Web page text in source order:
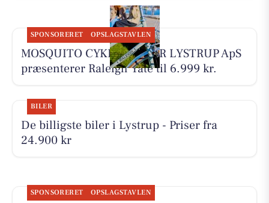
SPONSORERET OPSLAGSTAVLEN
MOSQUITO CYKELCENTER LYSTRUP ApS
præsenterer Raleigh Yate til 6.999 kr.
BILER
De billigste biler i Lystrup - Priser fra
24.900 kr
SPONSORERET OPSLAGSTAVLEN